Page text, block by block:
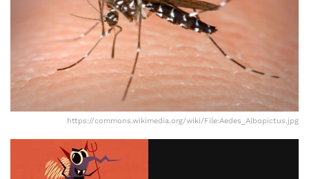
https://commons.wikimedia.org/wiki/File:Aedes_Albopictus.jpg